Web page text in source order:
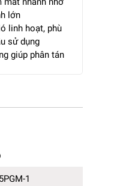
lớn
linh hoạt, phù
sử dụng
giúp phân tán
cao dễ dàng
hãng
1